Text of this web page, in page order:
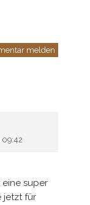
melden
09:42
eine super
jetzt für